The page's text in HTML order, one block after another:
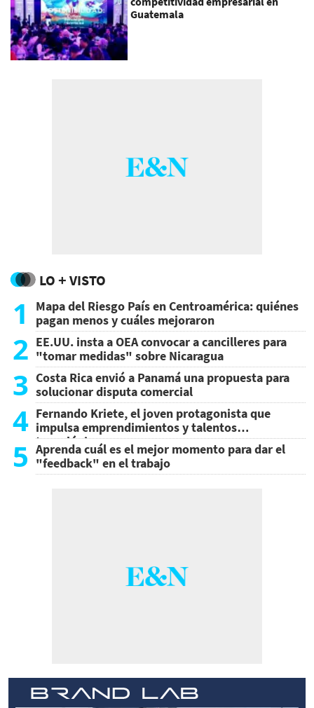
Guatemala
LO + VISTO
1
Mapa del Riesgo País en Centroamérica: quiénes
pagan menos y cuáles mejoraron
2 EE.UU. insta a OEA convocar a cancilleres para
"tomar medidas" sobre Nicaragua
3 Costa Rica envió a Panamá una propuesta para
solucionar disputa comercial
4 Fernando Kriete, el joven protagonista que
impulsa emprendimientos y talentos
tecnológicos
5 Aprenda cuál es el mejor momento para dar el
"feedback" en el trabajo